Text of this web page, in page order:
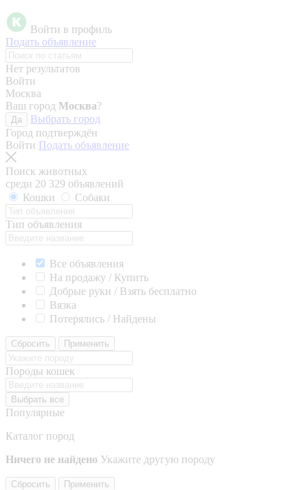
Войти в профиль
Подать объявление
Нет результатов
Войти
Москва
Ваш город Москва?
Да
Выбрать город
Город подтверждён
Войти Подать объявление
Поиск животных
среди 20 329 объявлений
Кошки
Собаки
Тип объявления
Все объявления
На продажу / Купить
Добрые руки / Взять бесплатно
Вязка
Потерялись / Найдены
Сбросить Применить
Породы кошек
Выбрать все
Популярные
Каталог пород
Ничего не найдено Укажите другую породу
Сбросить Применить